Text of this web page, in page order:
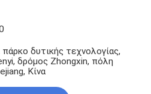
δυτικής τεχνολογίας,
δρόμος Zhongxin, πόλη
Κίνα